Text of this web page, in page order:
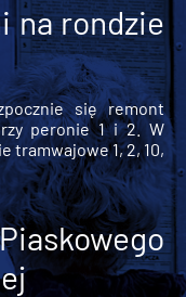
na rondzie
się remont
peronie 1 i 2. W
tramwajowe 1, 2, 10,